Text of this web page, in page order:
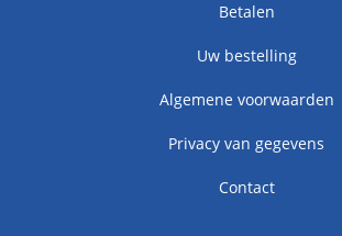
Betalen
Uw bestelling
Algemene voorwaarden
Privacy van gegevens
Contact